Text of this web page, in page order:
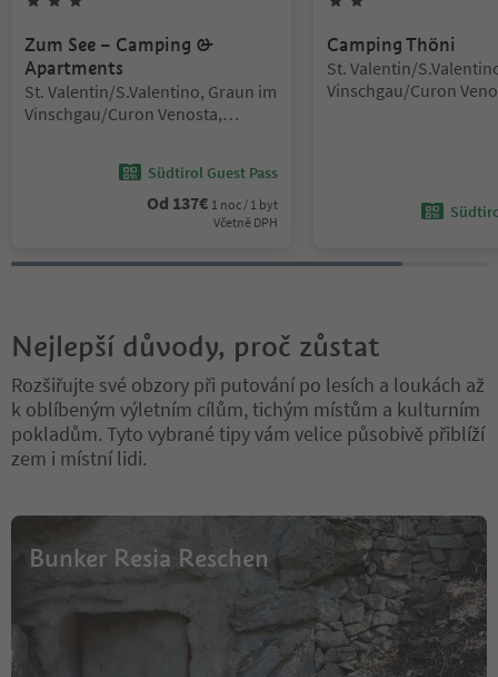
Zum See – Camping &
Apartments
Lokalita:
St. Valentin/S.Valentino, Graun im
Vinschgau/Curon Venosta,
Südtirol Guest Pass
Od 137€ 1 noc / 1 byt
Včetně DPH
Camping Thöni
Lokalita:
St. Valentin/
Vinschgau/Curon
Nejlepší důvody, proč zůstat
Rozšiřujte své obzory při putování po lesích a loukách až
k oblíbeným výletním cílům, tichým místům a kulturním
pokladům. Tyto vybrané tipy vám velice působivě přiblíží
zem i místní lidi.
Bunker Resia Reschen